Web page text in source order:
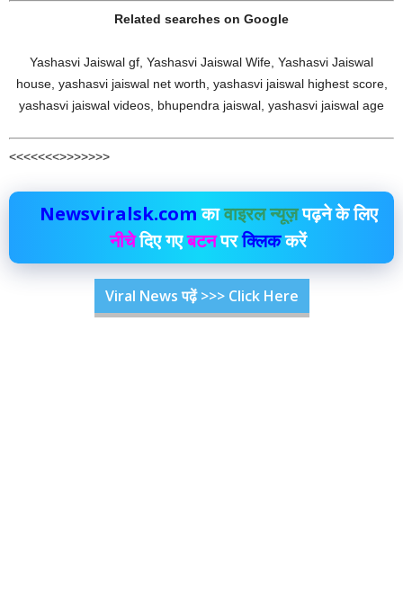
Related searches on Google
Yashasvi Jaiswal gf, Yashasvi Jaiswal Wife, Yashasvi Jaiswal
house, yashasvi jaiswal net worth, yashasvi jaiswal highest score,
yashasvi jaiswal videos, bhupendra jaiswal, yashasvi jaiswal age
<<<<<<<>>>>>>>
Newsviralsk.comकावाइरल न्यूज़पढ़ने के लिए
नीचेदिए गएबटनपरक्लिककरें
Viral News पढ़ें >>> Click Here